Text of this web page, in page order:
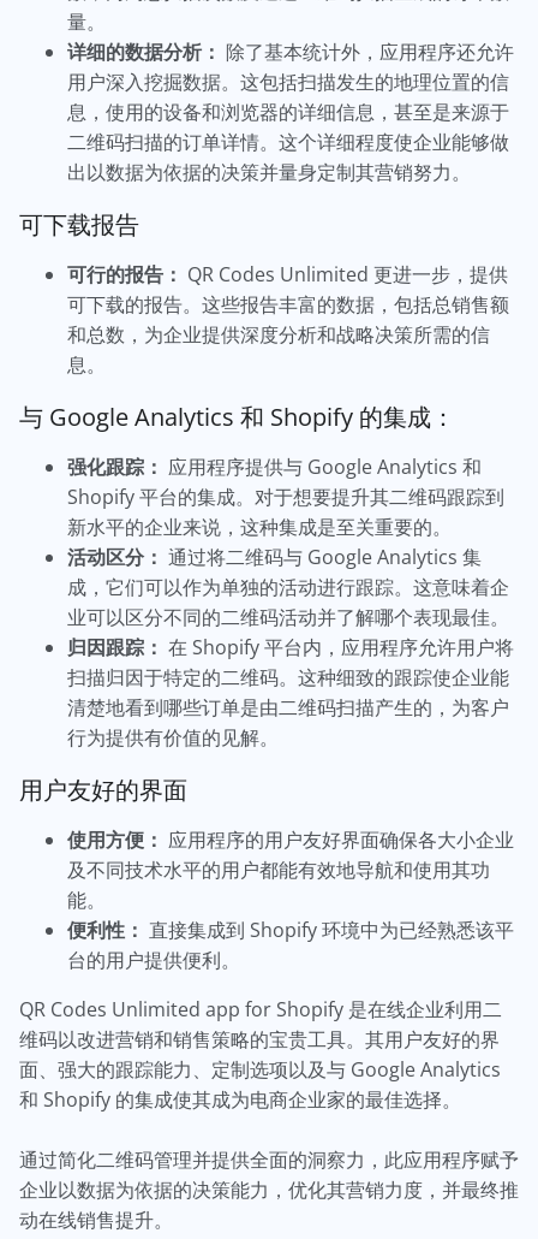
量。
详细的数据分析： 除了基本统计外，应用程序还允许
用户深入挖掘数据。这包括扫描发生的地理位置的信
息，使用的设备和浏览器的详细信息，甚至是来源于
二维码扫描的订单详情。这个详细程度使企业能够做
出以数据为依据的决策并量身定制其营销努力。
可下载报告
可行的报告： QR Codes Unlimited 更进一步，提供
可下载的报告。这些报告丰富的数据，包括总销售额
和总数，为企业提供深度分析和战略决策所需的信
息。
与 Google Analytics 和 Shopify 的集成：
强化跟踪： 应用程序提供与 Google Analytics 和
Shopify 平台的集成。对于想要提升其二维码跟踪到
新水平的企业来说，这种集成是至关重要的。
活动区分： 通过将二维码与 Google Analytics 集
成，它们可以作为单独的活动进行跟踪。这意味着企
业可以区分不同的二维码活动并了解哪个表现最佳。
归因跟踪： 在 Shopify 平台内，应用程序允许用户将
扫描归因于特定的二维码。这种细致的跟踪使企业能
清楚地看到哪些订单是由二维码扫描产生的，为客户
行为提供有价值的见解。
用户友好的界面
使用方便： 应用程序的用户友好界面确保各大小企业
及不同技术水平的用户都能有效地导航和使用其功
能。
便利性： 直接集成到 Shopify 环境中为已经熟悉该平
台的用户提供便利。
QR Codes Unlimited app for Shopify 是在线企业利用二
维码以改进营销和销售策略的宝贵工具。其用户友好的界
面、强大的跟踪能力、定制选项以及与 Google Analytics
和 Shopify 的集成使其成为电商企业家的最佳选择。
通过简化二维码管理并提供全面的洞察力，此应用程序赋予
企业以数据为依据的决策能力，优化其营销力度，并最终推
动在线销售提升。